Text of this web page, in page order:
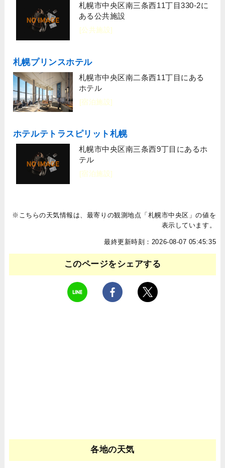
札幌市中央区南三条西11丁目330-2に
ある公共施設
[公共施設]
札幌プリンスホテル
札幌市中央区南二条西11丁目にある
ホテル
[宿泊施設]
ホテルテトラスピリット札幌
札幌市中央区南三条西9丁目にあるホ
テル
[宿泊施設]
※こちらの天気情報は、最寄りの観測地点「札幌市中央区」の値を
表示しています。
最終更新時刻：2026-08-07 05:45:35
このページをシェアする
各地の天気